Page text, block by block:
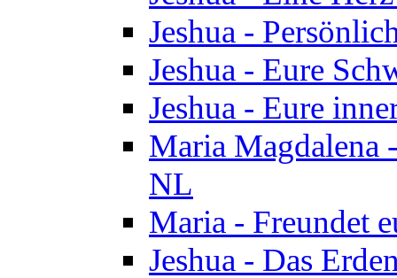
Jeshua -
Jeshua - Eure
Jeshua - Eure
Maria Magdalena
NL
Maria - Freundet
Jeshua - Das